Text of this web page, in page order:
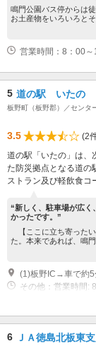
鳴門公園バス停からは
お土産物をいろいろとそ
営業時間：8：00
5 道の駅 いたの
板野町（板野郡）／センタ
3.5
(2
道の駅「いたの」は、
た防災拠点となる道の
ストラン及び軽飲食コ
“新しく、駐車場が広く
かったです。”
【ここに立ち寄った
た。本来であれば、鳴門
(1)板野IC→車で約
その他：営業時間
6 ＪＡ徳島北板東